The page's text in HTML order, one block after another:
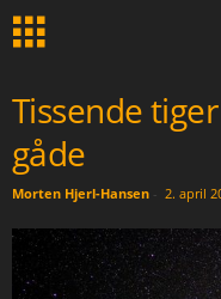
Tissende
gåde
Morten Hjerl-Hansen - 2. april